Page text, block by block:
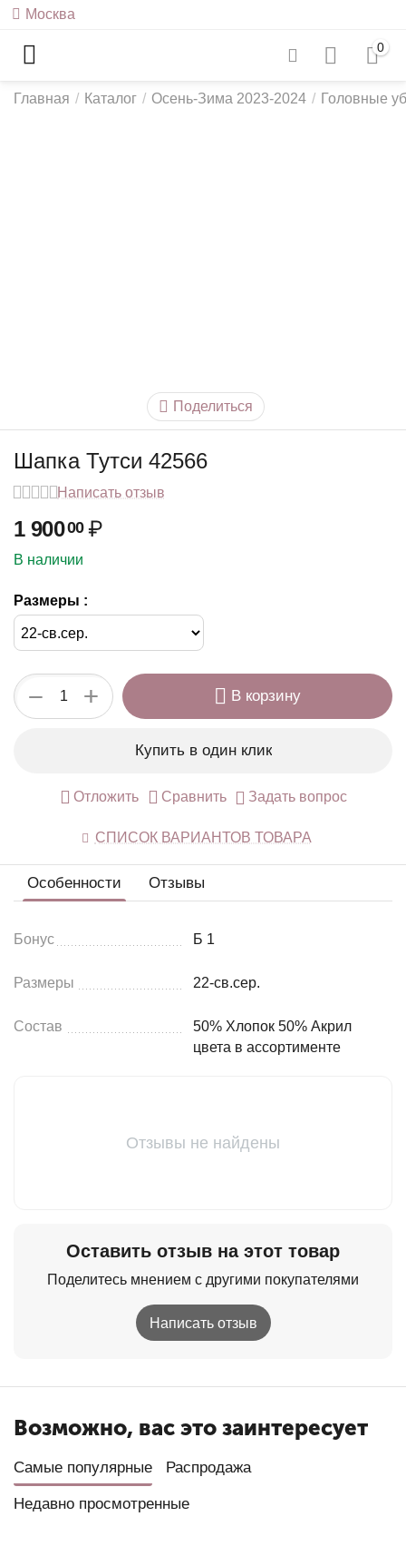
Москва
0
Главная / Каталог / Осень-Зима 2023-2024 / Головные
Поделиться
Шапка Тутси 42566
Написать отзыв
1 90000 ₽
В наличии
Размеры :
+
− В корзину
Купить в один клик
Отложить Сравнить Задать вопрос
СПИСОК ВАРИАНТОВ ТОВАРА
Особенности Отзывы
Бонус Б 1
Размеры 22-св.сер.
Состав
50% Хлопок 50% Акрил
цвета в ассортименте
Отзывы не найдены
Оставить отзыв на этот товар
Поделитесь мнением с другими покупателями
Написать отзыв
Возможно, вас это заинтересует
Самые популярные Распродажа
Недавно просмотренные